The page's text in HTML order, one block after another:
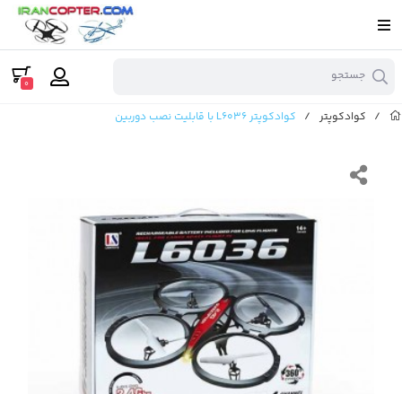
جستجو 0
/ کوادکوپتر / کوادکوپتر L6036 با قابلیت نصب دوربین